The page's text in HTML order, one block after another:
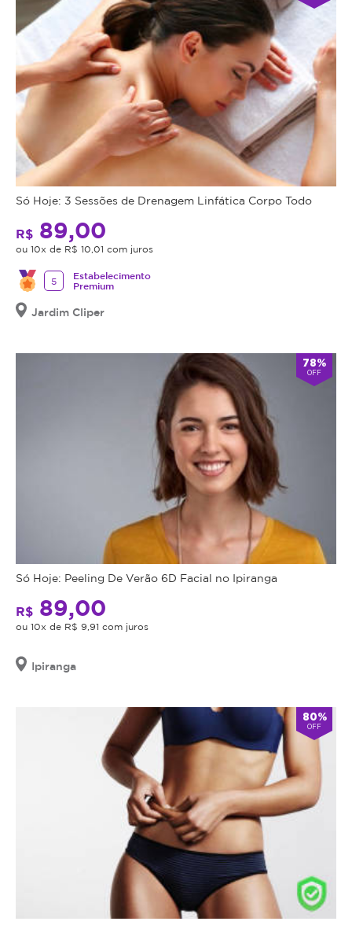
Só Hoje: 3 Sessões de Drenagem Linfática Corpo Todo
R$ 89,00
ou 10x de R$ 10,01 com juros
5
Estabelecimento
Premium
Jardim Cliper
78%
OFF
Só Hoje: Peeling De Verão 6D Facial no Ipiranga
R$ 89,00
ou 10x de R$ 9,91 com juros
Ipiranga
80%
OFF